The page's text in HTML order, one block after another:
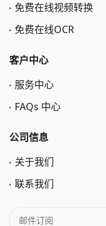
免费在线视频转换
免费在线OCR
客户中心
服务中心
FAQs 中心
公司信息
关于我们
联系我们